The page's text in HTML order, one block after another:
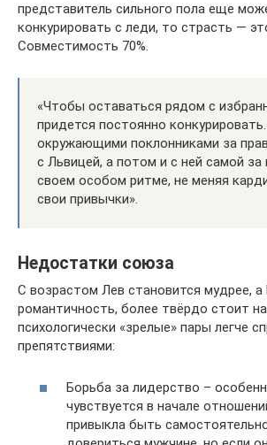
представитель сильного пола еще
конкурировать с леди, то страсть —
Совместимость 70%.
«Чтобы оставаться рядом с
придется постоянно
окружающими поклонниками за
с Львицей, а потом и с ней самой за
своем особом ритме, не меняя
свои привычки».
Недостатки союза
С возрастом Лев становится мудрее,
романтичность, более твёрдо стоит
психологически «зрелые» пары легче
препятствиями:
Борьба за лидерство –
чувствуется в начале
привыкла быть